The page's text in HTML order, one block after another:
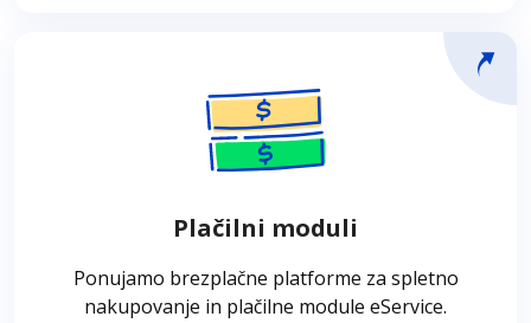
Plačilni moduli
Ponujamo brezplačne platforme za spletno
nakupovanje in plačilne module eService.
Plačilni moduli
Vabimo vas, da uporabite našo brezplačno
platformo za spletno nakupovanje in plačilne
namestite modul, ki je združljiv z vašo spletno